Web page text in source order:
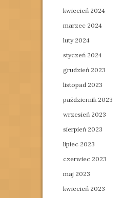
kwiecień 2024
marzec 2024
luty 2024
styczeń 2024
grudzień 2023
listopad 2023
październik 2023
wrzesień 2023
sierpień 2023
lipiec 2023
czerwiec 2023
maj 2023
kwiecień 2023